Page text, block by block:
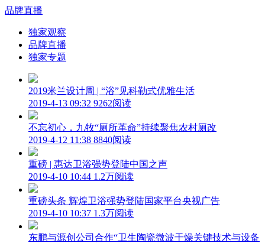
品牌直播
独家观察
品牌直播
独家专题
2019米兰设计周 | “浴”见科勒式优雅生活
2019-4-13 09:32 9262阅读
不忘初心，九牧“厕所革命”持续聚焦农村厕改
2019-4-12 11:38 8840阅读
重磅 | 惠达卫浴强势登陆中国之声
2019-4-10 10:44 1.2万阅读
重磅头条 辉煌卫浴强势登陆国家平台央视广告
2019-4-10 10:37 1.3万阅读
东鹏与源创公司合作“卫生陶瓷微波干燥关键技术与设备